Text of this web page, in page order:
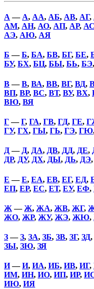
А — А, АА, АБ, АВ, АГ,
АМ, АН, АО, АП, АР, АС
АЭ, АЮ, АЯ
Б —Б, БА, БВ, БГ, БЕ,
БУ, БХ, БЦ, БЫ, БЬ, БЭ,
В—В, ВА, ВВ, ВГ, ВД,
ВП, ВР, ВС, ВТ, ВУ, ВХ,
ВЮ, ВЯ
Г—Г, ГА, ГВ, ГД, ГЕ,
ГУ, ГХ, ГЫ, ГЬ, ГЭ, ГЮ
Д— Д, ДА, ДВ, ДД, ДЕ,
ДР, ДУ, ДХ, ДЫ, ДЬ, ДЭ,
Е —Е, ЕА, ЕВ, ЕГ, ЕД,
ЕП, ЕР, ЕС, ЕТ, ЕУ, ЕФ,
Ж —Ж, ЖА, ЖВ, ЖГ,
ЖО, ЖР, ЖУ, ЖЭ, ЖЮ,
З—З, ЗА, ЗБ, ЗВ, ЗГ, ЗД,
ЗЫ, ЗЮ, ЗЯ
И—И, ИА, ИБ, ИВ, ИГ,
ИМ, ИН, ИО, ИП, ИР,
ИЮ, ИЯ